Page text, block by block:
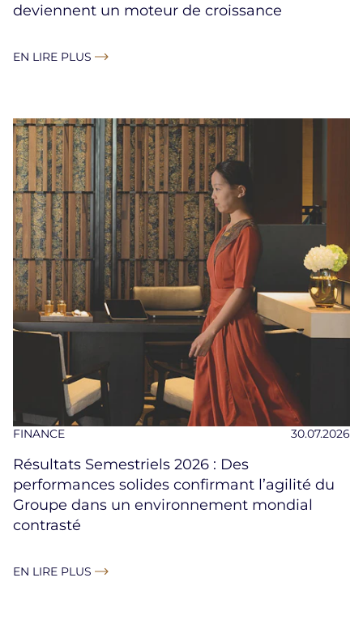
deviennent un moteur de croissance
EN LIRE PLUS
FINANCE 30.07.2026
Résultats Semestriels 2026 : Des
performances solides confirmant l’agilité du
Groupe dans un environnement mondial
contrasté
EN LIRE PLUS